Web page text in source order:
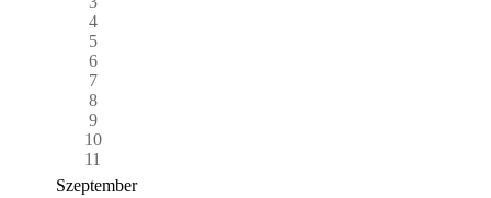
4
5
6
7
8
9
10
11
Szeptember